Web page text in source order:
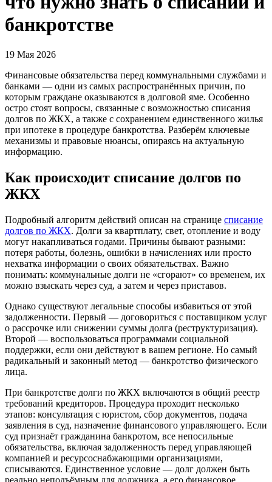
банкротстве
19 Мая 2026
Финансовые обязательства перед коммунальными службами и
банками — одни из самых распространённых причин, по
которым граждане оказываются в долговой яме. Особенно
остро стоят вопросы, связанные с возможностью списания
долгов по ЖКХ, а также с сохранением единственного жилья
при ипотеке в процедуре банкротства. Разберём ключевые
механизмы и правовые нюансы, опираясь на актуальную
информацию.
Как происходит списание долгов по
ЖКХ
Подробный алгоритм действий описан на странице списание
долгов по ЖКХ. Долги за квартплату, свет, отопление и воду
могут накапливаться годами. Причины бывают разными:
потеря работы, болезнь, ошибки в начислениях или просто
нехватка информации о своих обязательствах. Важно
понимать: коммунальные долги не «сгорают» со временем, их
можно взыскать через суд, а затем и через приставов.
Однако существуют легальные способы избавиться от этой
задолженности. Первый — договориться с поставщиком услуг
о рассрочке или снижении суммы долга (реструктуризация).
Второй — воспользоваться программами социальной
поддержки, если они действуют в вашем регионе. Но самый
радикальный и законный метод — банкротство физического
лица.
При банкротстве долги по ЖКХ включаются в общий реестр
требований кредиторов. Процедура проходит несколько
этапов: консультация с юристом, сбор документов, подача
заявления в суд, назначение финансового управляющего. Если
суд признаёт гражданина банкротом, все непосильные
обязательства, включая задолженность перед управляющей
компанией и ресурсоснабжающими организациями,
списываются. Единственное условие — долг должен быть
реально неподъёмным для должника, а его финансовое